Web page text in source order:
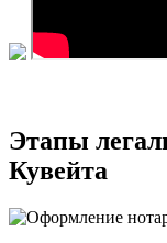
Этапы
Кувейта